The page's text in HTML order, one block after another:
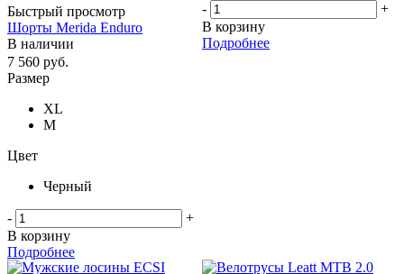
Быстрый просмотр
Шорты Merida Enduro
В наличии
7 560 руб.
Размер
XL
M
Цвет
Черный
-
+
В корзину
Подробнее
-
+
В корзину
Подробнее